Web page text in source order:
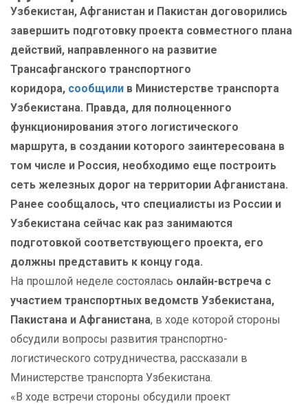
Узбекистан, Афганистан и Пакистан договорились
завершить подготовку проекта совместного плана
действий, направленного на развитие
Трансафганского транспортного
коридора, сообщили в Министерстве транспорта
Узбекистана. Правда, для полноценного
функционирования этого логистического
маршрута, в создании которого заинтересована в
том числе и Россия, необходимо еще построить
сеть железных дорог на территории Афганистана.
Ранее сообщалось, что специалисты из России и
Узбекистана сейчас как раз занимаются
подготовкой соответствующего проекта, его
должны представить к концу года.
На прошлой неделе состоялась онлайн-встреча с
участием транспортных ведомств Узбекистана,
Пакистана и Афганистана, в ходе которой стороны
обсудили вопросы развития транспортно-
логистического сотрудничества, рассказали в
Министерстве транспорта Узбекистана.
«В ходе встречи стороны обсудили проект